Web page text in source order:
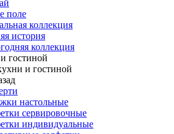
поле
коллекция
история
коллекция
гостиной
и гостиной
настольные
сервировочные
индивидуальные